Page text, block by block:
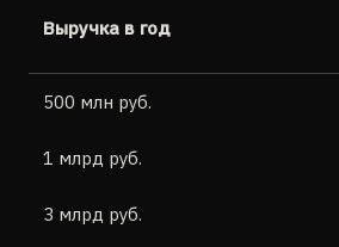
Выручка в год
500 млн руб.
1 млрд руб.
3 млрд руб.